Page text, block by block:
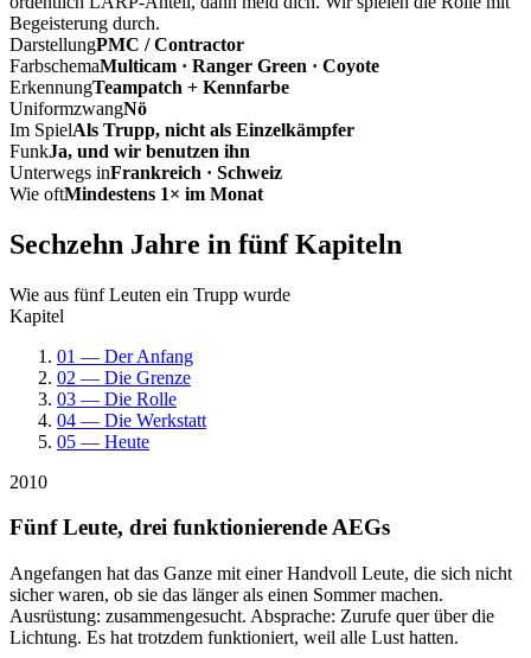
Begeisterung durch.
DarstellungPMC / Contractor
FarbschemaMulticam · Ranger Green · Coyote
ErkennungTeampatch + Kennfarbe
UniformzwangNö
Im SpielAls Trupp, nicht als Einzelkämpfer
FunkJa, und wir benutzen ihn
Unterwegs inFrankreich · Schweiz
Wie oftMindestens 1× im Monat
Sechzehn Jahre in fünf Kapiteln
Wie aus fünf Leuten ein Trupp wurde
Kapitel
01 — Der Anfang
02 — Die Grenze
03 — Die Rolle
04 — Die Werkstatt
05 — Heute
2010
Fünf Leute, drei funktionierende AEGs
Angefangen hat das Ganze mit einer Handvoll Leute, die sich nicht
sicher waren, ob sie das länger als einen Sommer machen.
Ausrüstung: zusammengesucht. Absprache: Zurufe quer über die
Lichtung. Es hat trotzdem funktioniert, weil alle Lust hatten.